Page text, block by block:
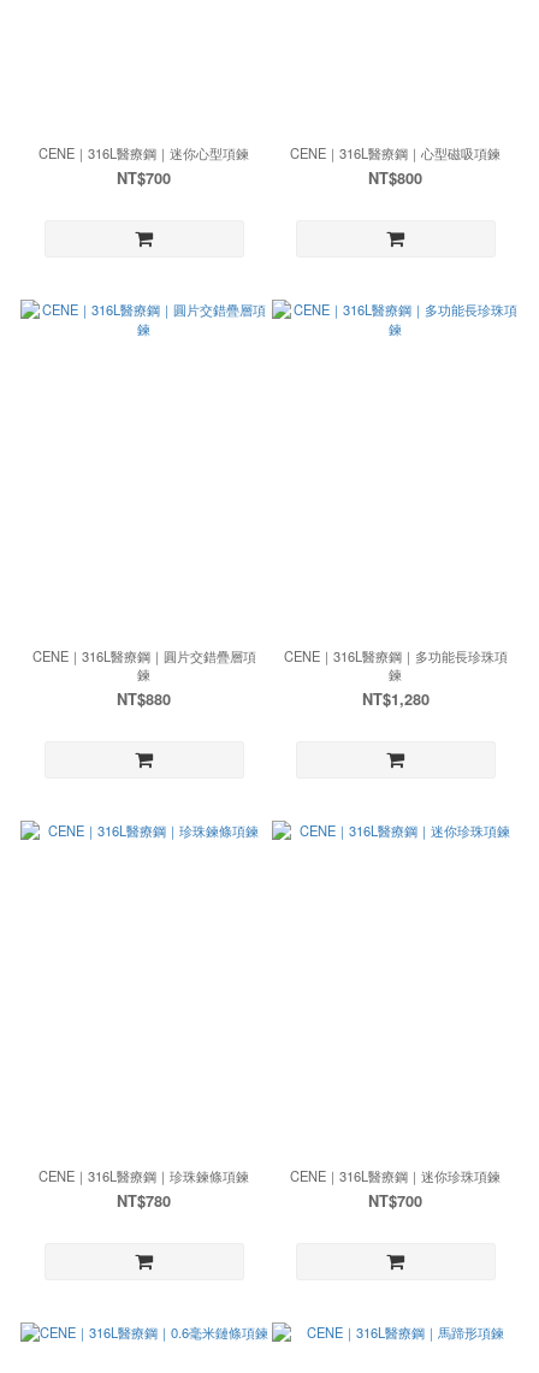
CENE｜316L醫療鋼｜迷你心型項鍊
NT$700
CENE｜316L醫療鋼｜心型磁吸項鍊
NT$800
CENE｜316L醫療鋼｜圓片交錯疊層項
鍊
NT$880
CENE｜316L醫療鋼｜多功能長珍珠項
鍊
NT$1,280
CENE｜316L醫療鋼｜珍珠鍊條項鍊
NT$780
CENE｜316L醫療鋼｜迷你珍珠項鍊
NT$700